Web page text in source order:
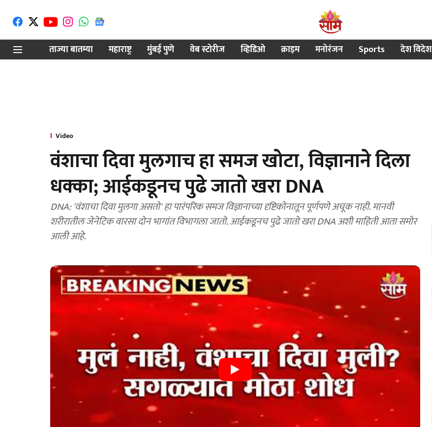
ताज्या बातम्या
महाराष्ट्र मुंबई पुणे वेब स्टोरीज व्हिडिओ क्राइम मनोरंजन Sports देश विदेश
Video
वंशाचा दिवा मुलगाच हा समज खोटा, विज्ञानाने दिला
धक्का; आईकडूनच पुढे जातो खरा DNA
DNA: 'वंशाचा दिवा मुलगा असतो' हा पारंपरिक समज विज्ञानाच्या दृष्टिकोनातून पूर्णपणे अचूक नाही. मानवी
शरीरातील जेनेटिक वारसा दोन भागांत विभागला जातो. आईकडूनच पुढे जातो खरा DNA अशी माहिती आता समोर
आली आहे.